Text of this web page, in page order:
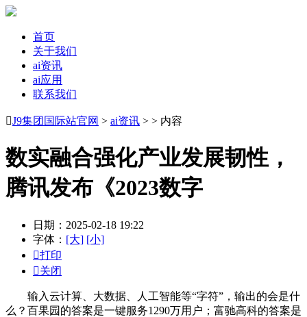
首页
关于我们
ai资讯
ai应用
联系我们
J9集团国际站官网 > ai资讯 > > 内容
数实融合强化产业发展韧性，
腾讯发布《2023数字
日期：2025-02-18 19:22
字体： [大] [小]
打印
关闭
输入云计算、大数据、人工智能等“字符”，输出的会是什
么？百果园的答案是一键服务1290万用户；富驰高科的答案是